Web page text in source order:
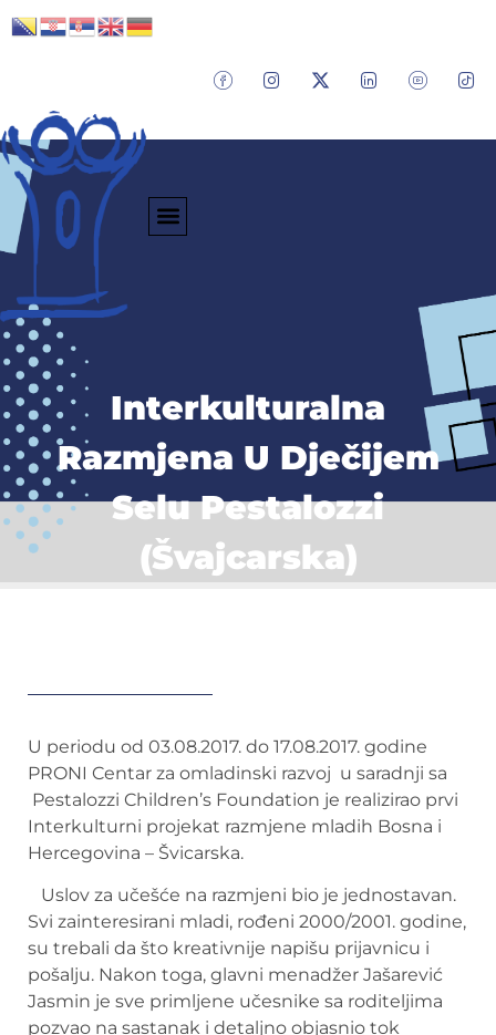
Interkulturalna
Razmjena U Dječijem
Selu Pestalozzi
(Švajcarska)
U periodu od 03.08.2017. do 17.08.2017. godine
PRONI Centar za omladinski razvoj u saradnji sa
Pestalozzi Children’s Foundation je realizirao prvi
Interkulturni projekat razmjene mladih Bosna i
Hercegovina – Švicarska.
Uslov za učešće na razmjeni bio je jednostavan.
Svi zainteresirani mladi, rođeni 2000/2001. godine,
su trebali da što kreativnije napišu prijavnicu i
pošalju. Nakon toga, glavni menadžer Jašarević
Jasmin je sve primljene učesnike sa roditeljima
pozvao na sastanak i detaljno objasnio tok